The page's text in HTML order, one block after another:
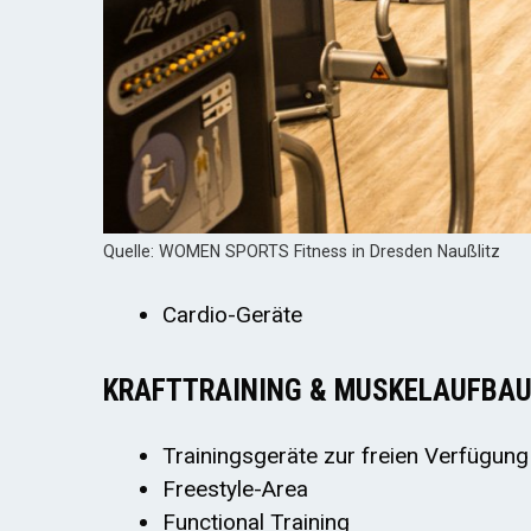
Quelle: WOMEN SPORTS Fitness in Dresden Naußlitz
Cardio-Geräte
KRAFTTRAINING & MUSKELAUFBAU
Trainingsgeräte zur freien Verfügung
Freestyle-Area
Functional Training